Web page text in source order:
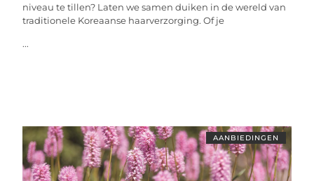
niveau te tillen? Laten we samen duiken in de wereld van
traditionele Koreaanse haarverzorging. Of je
...
AANBIEDINGEN